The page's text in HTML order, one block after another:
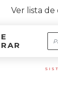
Ver lista de
Ir al